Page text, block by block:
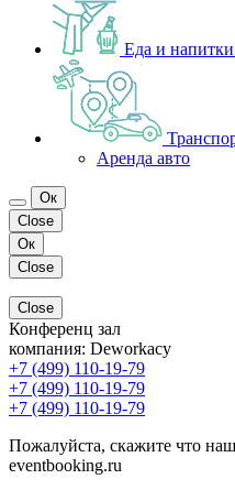
Еда и
Аренда авто
Ок
Close
Ок
Close
Close
Конференц зал
компания: Deworkacy
+7 (499) 110-19-79
+7 (499) 110-19-79
+7 (499) 110-19-79
Пожалуйста, скажите что
eventbooking.ru